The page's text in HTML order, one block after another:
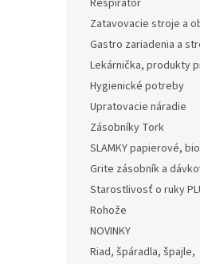
Respirátor
Zatavovacie stroje a
Gastro zariadenia a
Lekárnička, produkty
Hygienické potreby
Upratovacie náradie
Zásobníky Tork
SLAMKY papierové,
Grite zásobník a
Starostlivosť o ruky
Rohože
NOVINKY
Riad, špáradla, špajle,